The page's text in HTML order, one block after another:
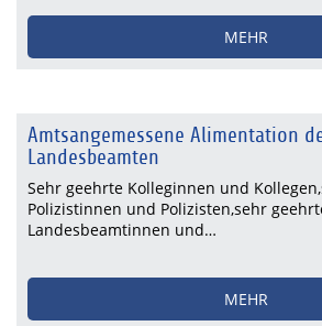
MEHR
Amtsangemessene Alimentation
Landesbeamten
Sehr geehrte Kolleginnen und
Polizistinnen und Polizisten,sehr
Landesbeamtinnen und…
MEHR